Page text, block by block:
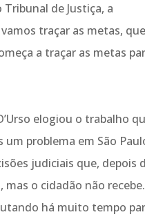
de Justiça, a
traçar as metas,
a traçar as metas
elogiou o trabalho
problema em São
judiciais que, depois
o cidadão não
há muito tempo